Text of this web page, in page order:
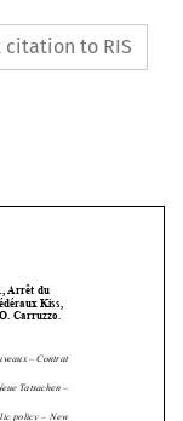
citation to RIS






nouveaux – Contrat
– Neue Tatsachen –
Public policy – New